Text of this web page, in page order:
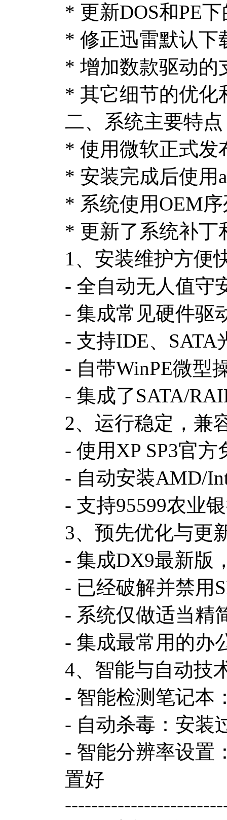
* 更新DOS和PE
* 修正迅雷默认下
* 增加数款驱动的
* 其它细节的优化
二、系统主要特点
* 使用微软正式发
* 安装完成后使用
* 系统使用OEM
* 更新了系统补丁
1、安装维护方便
- 全自动无人值守
- 集成常见硬件驱
- 支持IDE、SATA
- 自带WinPE微型
- 集成了SATA/
2、运行稳定，兼
- 使用XP SP3官
- 自动安装AMD/
- 支持95599农业
3、预先优化与更
- 集成DX9最新版
- 已经破解并禁用
- 系统仅做适当精
- 集成最常用的办
4、智能与自动技
- 智能检测笔记本
- 自动杀毒：安装
- 智能分辨率设置
置好